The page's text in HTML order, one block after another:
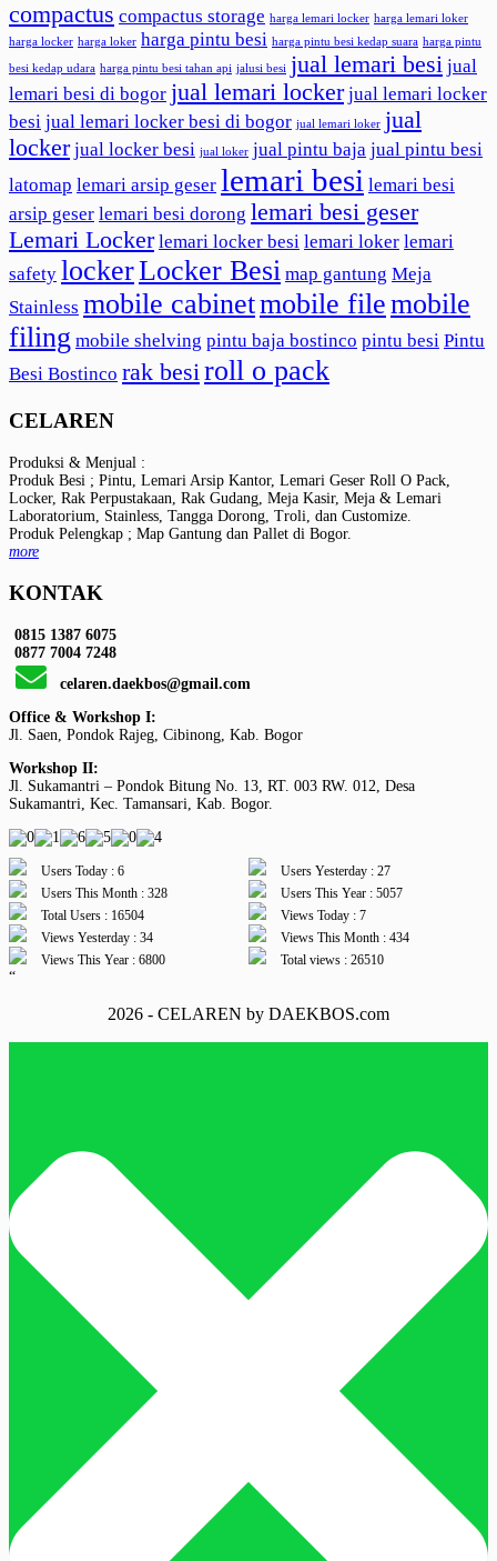
compactus compactus storage harga lemari locker harga lemari loker
harga locker harga loker harga pintu besi harga pintu besi kedap suara harga pintu
besi kedap udara harga pintu besi tahan api jalusi besi jual lemari besi jual
lemari besi di bogor jual lemari locker jual lemari locker
besi jual lemari locker besi di bogor jual lemari loker jual
locker jual locker besi jual loker jual pintu baja jual pintu besi
latomap lemari arsip geser lemari besi lemari besi
arsip geser lemari besi dorong lemari besi geser
Lemari Locker lemari locker besi lemari loker lemari
safety lockerLocker Besi map gantung Meja
Stainless mobile cabinetmobile filemobile
filing mobile shelving pintu baja bostinco pintu besi Pintu
Besi Bostinco rak besiroll o pack
CELAREN
Produksi & Menjual :
Produk Besi ; Pintu, Lemari Arsip Kantor, Lemari Geser Roll O Pack,
Locker, Rak Perpustakaan, Rak Gudang, Meja Kasir, Meja & Lemari
Laboratorium, Stainless, Tangga Dorong, Troli, dan Customize.
Produk Pelengkap ; Map Gantung dan Pallet di Bogor.
more
KONTAK
0815 1387 6075
0877 7004 7248
celaren.daekbos@gmail.com
Office & Workshop I:
Jl. Saen, Pondok Rajeg, Cibinong, Kab. Bogor
Workshop II:
Jl. Sukamantri – Pondok Bitung No. 13, RT. 003 RW. 012, Desa
Sukamantri, Kec. Tamansari, Kab. Bogor.
Users Today : 6
Users Yesterday : 27
Users This Month : 328
Users This Year : 5057
Total Users : 16504
Views Today : 7
Views Yesterday : 34
Views This Month : 434
Views This Year : 6800
Total views : 26510
“
2026 - CELAREN by DAEKBOS.com